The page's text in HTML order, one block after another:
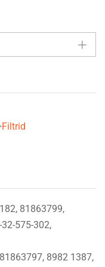
Filtrid
81863799,
575-302,
8982 1387,